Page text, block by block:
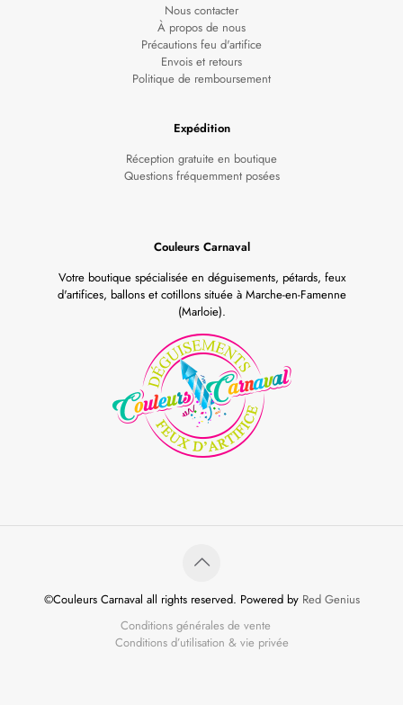
Nous contacter
À propos de nous
Précautions feu d'artifice
Envois et retours
Politique de remboursement
Expédition
Réception gratuite en boutique
Questions fréquemment posées
Couleurs Carnaval
Votre boutique spécialisée en déguisements, pétards, feux
d'artifices, ballons et cotillons située à Marche-en-Famenne
(Marloie).
©Couleurs Carnaval all rights reserved. Powered by Red Genius
Conditions générales de vente
Conditions d’utilisation & vie privée